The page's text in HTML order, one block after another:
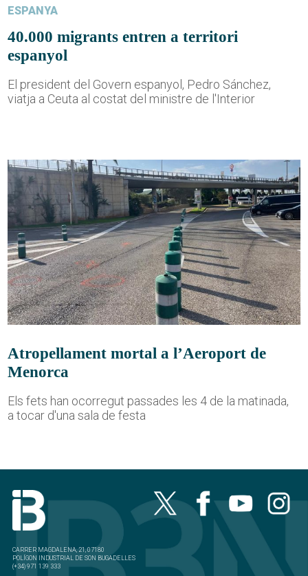
ESPANYA
40.000 migrants entren a territori
espanyol
El president del Govern espanyol, Pedro Sánchez,
viatja a Ceuta al costat del ministre de l'Interior
Atropellament mortal a l’Aeroport de
Menorca
Els fets han ocorregut passades les 4 de la matinada,
a tocar d'una sala de festa
CARRER MAGDALENA, 21, 07180
POLÍGON INDUSTRIAL DE SON BUGADELLES
(+34) 971 139 333